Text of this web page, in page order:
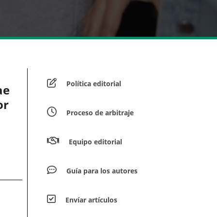
Política editorial
Proceso de arbitraje
Equipo editorial
Guía para los autores
Envíar artículos